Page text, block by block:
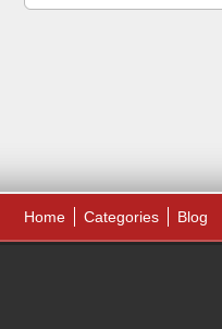
Home Categories Blog